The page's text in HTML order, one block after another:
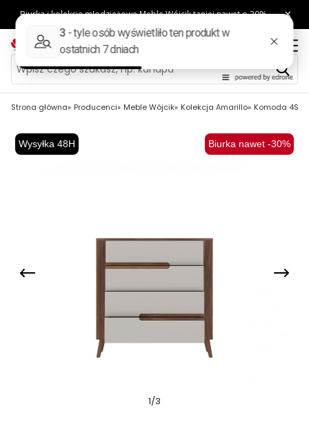
Strona główna Producenci Meble Wójcik Kolekcja Amarillo Komoda 4S
Wysyłka 48H Biurka nawet -30%
1/3